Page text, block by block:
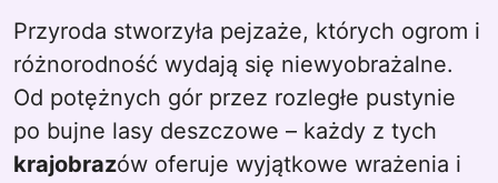
Przyroda stworzyła pejzaże, których ogrom i
różnorodność wydają się niewyobrażalne.
Od potężnych gór przez rozległe pustynie
po bujne lasy deszczowe – każdy z tych
krajobrazów oferuje wyjątkowe wrażenia i